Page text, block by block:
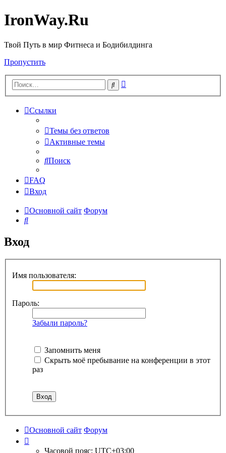
IronWay.Ru
Твой Путь в мир Фитнеса и Бодибилдинга
Пропустить
Поиск
Ссылки
Темы без ответов
Активные темы
Поиск
FAQ
Вход
Основной сайт Форум
Поиск
Вход
Имя пользователя:
Пароль:
Забыли пароль?
Запомнить меня
Скрыть моё пребывание на конференции в этот
раз
Основной сайт Форум
Часовой пояс: UTC+03:00